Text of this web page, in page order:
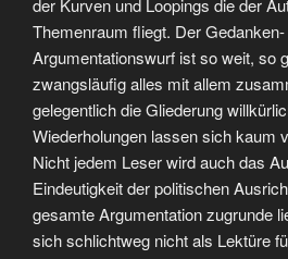
der Kurven und Loopings die der
Themenraum fliegt. Der
Argumentationswurf ist so weit, so
zwangsläufig alles mit allem
gelegentlich die Gliederung
Wiederholungen lassen sich kaum
Nicht jedem Leser wird auch das
Eindeutigkeit der politischen
gesamte Argumentation zugrunde
sich schlichtweg nicht als Lektüre